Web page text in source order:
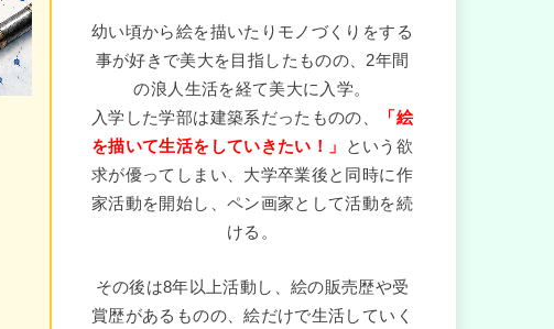
幼い頃から絵を描いたりモノづくりをする
事が好きで美大を目指したものの、2年間
の浪人生活を経て美大に入学。
入学した学部は建築系だったものの、
「絵
を描いて生活をしていきたい！」
という欲
求が優ってしまい、大学卒業後と同時に作
家活動を開始し、ペン画家として活動を続
ける。
その後は8年以上活動し、絵の販売歴や受
賞歴があるものの、絵だけで生活していく